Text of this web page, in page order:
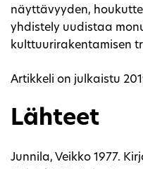
näyttävyyden,
yhdistely uudistaa
kulttuurirakentamisen
Artikkeli on julkaistu
Lähteet
Junnila, Veikko 1977.